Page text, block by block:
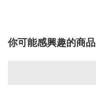
你可能感興趣的商品